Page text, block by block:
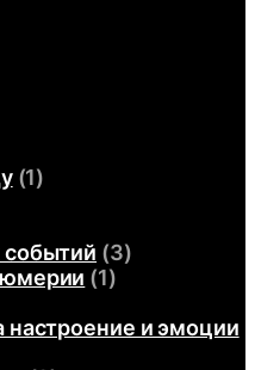
(1)
(3)
(1)
настроение и эмоции